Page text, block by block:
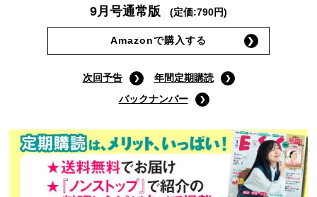
9月号通常版 (定価:790円)
Amazonで購入する
次回予告
年間定期購読
バックナンバー